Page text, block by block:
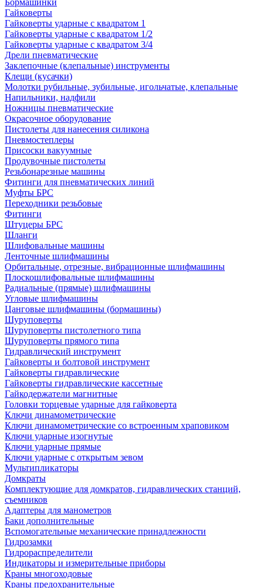
Бормашинки
Гайковерты
Гайковерты ударные с квадратом 1
Гайковерты ударные с квадратом 1/2
Гайковерты ударные с квадратом 3/4
Дрели пневматические
Заклепочные (клепальные) инструменты
Клещи (кусачки)
Молотки рубильные, зубильные, игольчатые, клепальные
Напильники, надфили
Ножницы пневматические
Окрасочное оборудование
Пистолеты для нанесения силикона
Пневмостеплеры
Присоски вакуумные
Продувочные пистолеты
Резьбонарезные машины
Фитинги для пневматических линий
Муфты БРС
Переходники резьбовые
Фитинги
Штуцеры БРС
Шланги
Шлифовальные машины
Ленточные шлифмашины
Орбитальные, отрезные, вибрационные шлифмашины
Плоскошлифовальные шлифмашины
Радиальные (прямые) шлифмашины
Угловые шлифмашины
Цанговые шлифмашины (бормашины)
Шуруповерты
Шуруповерты пистолетного типа
Шуруповерты прямого типа
Гидравлический инструмент
Гайковерты и болтовой инструмент
Гайковерты гидравлические
Гайковерты гидравлические кассетные
Гайкодержатели магнитные
Головки торцевые ударные для гайковерта
Ключи динамометрические
Ключи динамометрические со встроенным храповиком
Ключи ударные изогнутые
Ключи ударные прямые
Ключи ударные с открытым зевом
Мультипликаторы
Домкраты
Комплектующие для домкратов, гидравлических станций,
съемников
Адаптеры для манометров
Баки дополнительные
Вспомогательные механические принадлежности
Гидрозамки
Гидрораспределители
Индикаторы и измерительные приборы
Краны многоходовые
Краны предохранительные